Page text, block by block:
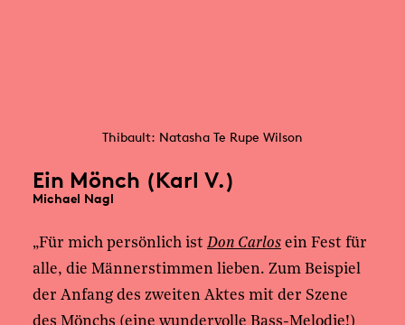
Thibault: Natasha Te Rupe Wilson
Ein Mönch (Karl V.)
Michael Nagl
„Für mich persönlich ist Don Carlos ein Fest für
alle, die Männerstimmen lieben. Zum Beispiel
der Anfang des zweiten Aktes mit der Szene
des Mönchs (eine wundervolle Bass-Melodie!)